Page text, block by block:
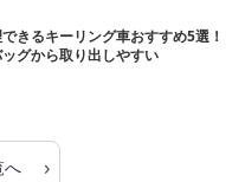
きるキーリング車おすすめ5選！
グから取り出しやすい
へ ›